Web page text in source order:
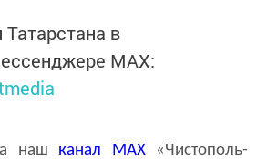
Татарстана в
MАХ:
наш канал MAX«Чистополь-